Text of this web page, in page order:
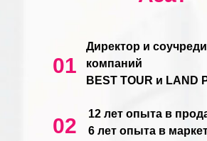
01
Директор и
компаний
BEST TOUR и LAND
02
12 лет опыта в
6 лет опыта в